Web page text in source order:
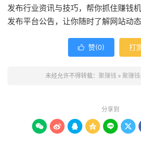
发布行业资讯与技巧，帮你抓住赚钱
发布平台公告，让你随时了解网站动态
 赞(0) 打
未经允许不得转载： 聚赚钱 » 聚赚
分享到
     